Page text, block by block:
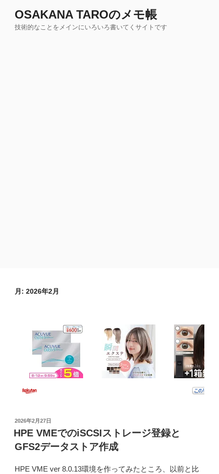
OSAKANA TAROのメモ帳
技術的なことをメインにいろいろ書いてくサイトです
月: 2026年2月
投
稿
日:
2026年2月27日
HPE VMEでのiSCSIストレージ登録と
GFS2データストア作成
HPE VME ver 8.0.13環境を作ってみたところ、以前と比